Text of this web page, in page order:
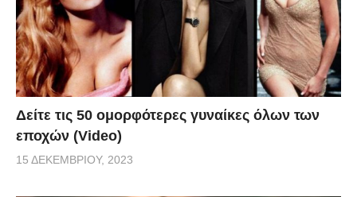
Δείτε τις 50 ομορφότερες γυναίκες όλων των
εποχών (Video)
15 ΔΕΚΕΜΒΡΊΟΥ, 2023